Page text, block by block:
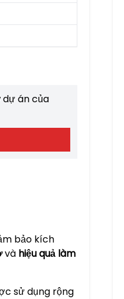
dự án của
bảo kích
và hiệu quả làm
sử dụng rộng